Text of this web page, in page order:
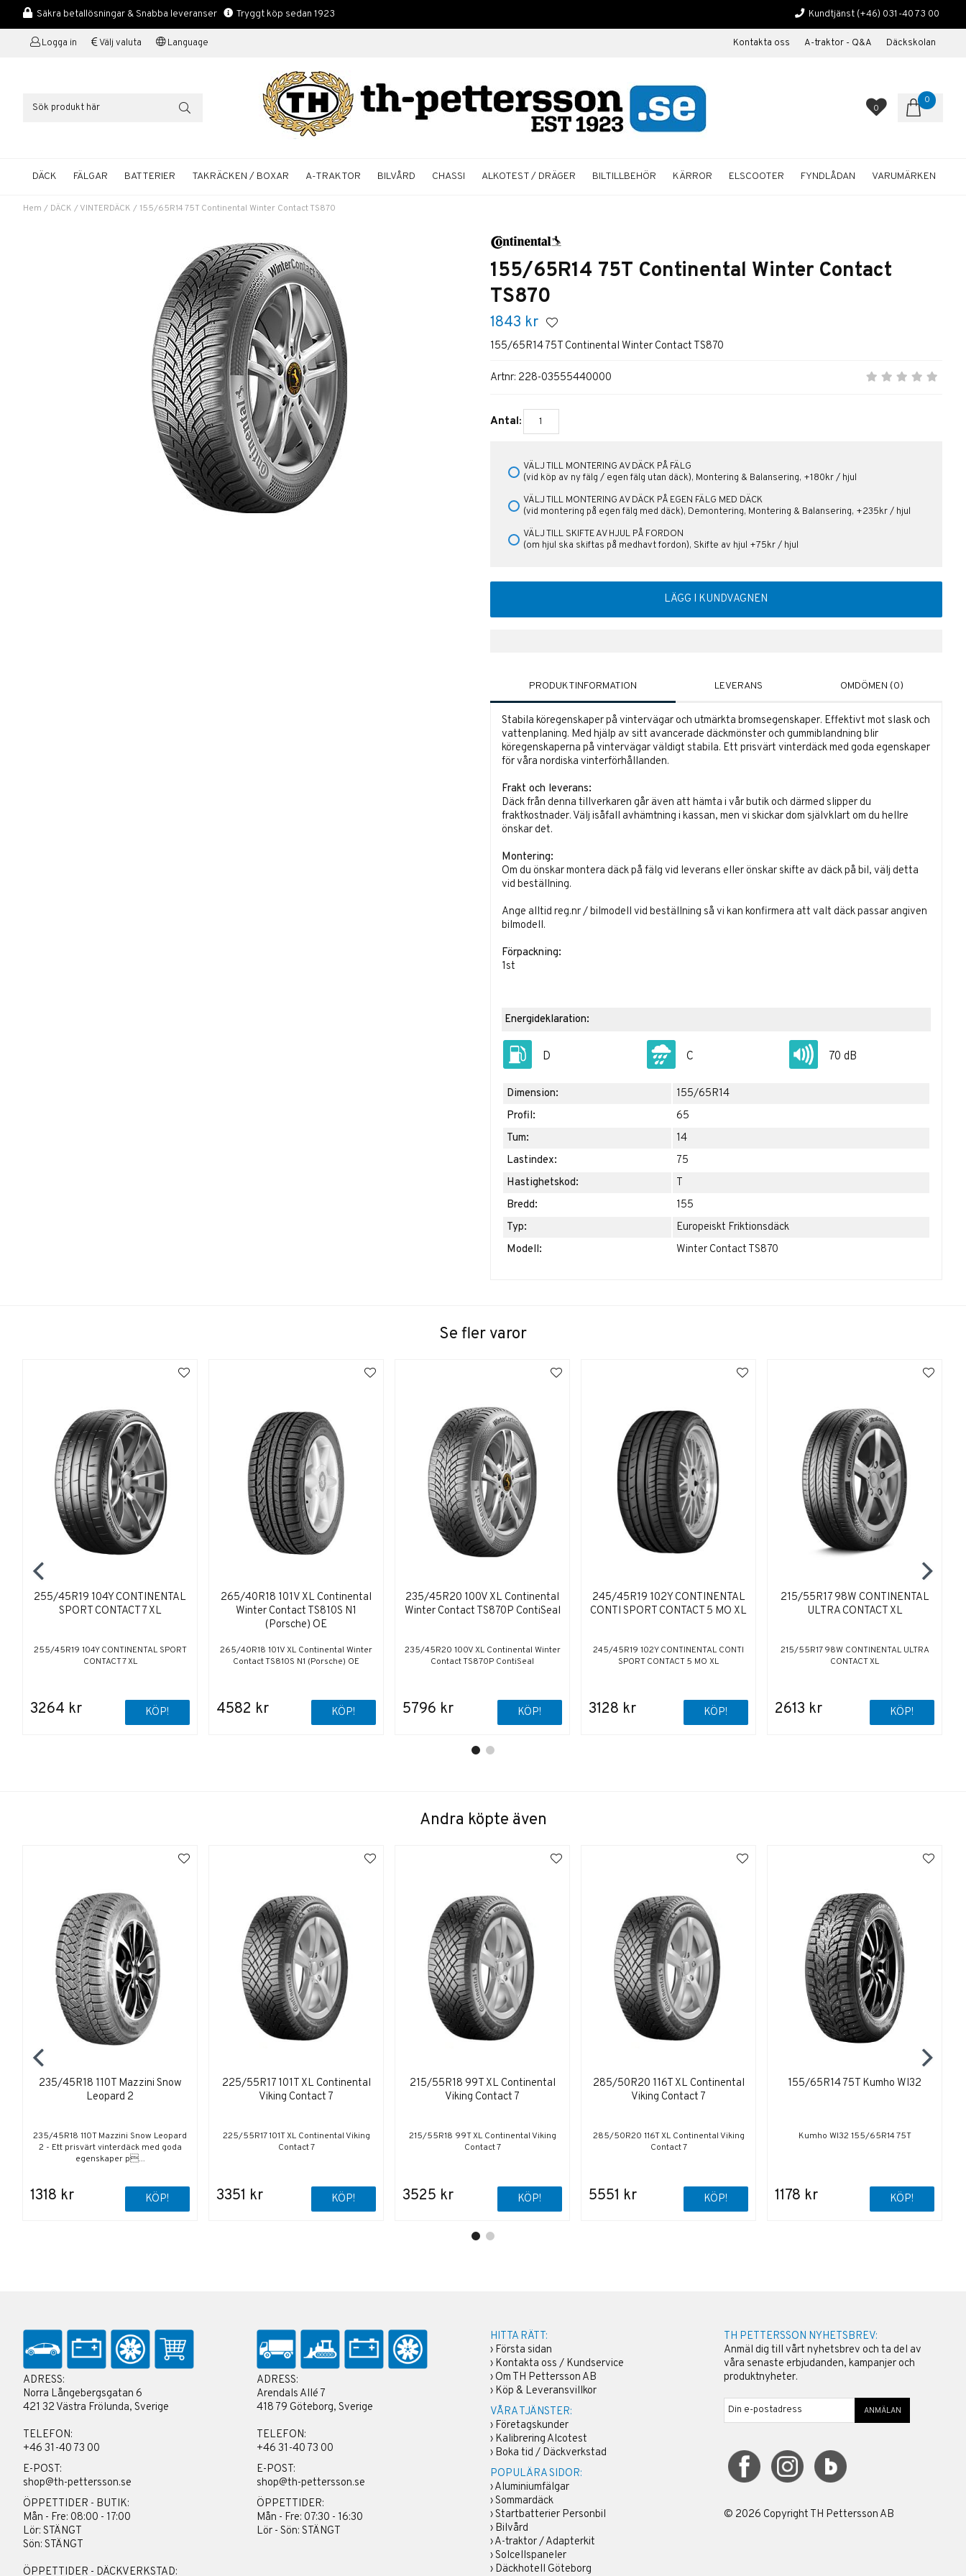
Säkra betallösningar & Snabba leveranser Tryggt köp sedan 1923 Kundtjänst (+46) 031-40 73 00
Logga in Välj valuta Language Kontakta oss A-traktor - Q&A Däckskolan
0
0
DÄCK FÄLGAR BATTERIER TAKRÄCKEN / BOXAR A-TRAKTOR BILVÅRD CHASSI ALKOTEST / DRÄGER BILTILLBEHÖR KÄRROR ELSCOOTER FYNDLÅDAN VARUMÄRKEN
Hem / DÄCK /VINTERDÄCK /155/65R14 75T Continental Winter Contact TS870
155/65R14 75T Continental Winter Contact
TS870
1843 kr
155/65R14 75T Continental Winter Contact TS870
Artnr: 228-03555440000
Antal:
VÄLJ TILL MONTERING AV DÄCK PÅ FÄLG
(vid köp av ny fälg / egen fälg utan däck), Montering & Balansering, +180kr / hjul
VÄLJ TILL MONTERING AV DÄCK PÅ EGEN FÄLG MED DÄCK
(vid montering på egen fälg med däck), Demontering, Montering & Balansering, +235kr / hjul
VÄLJ TILL SKIFTE AV HJUL PÅ FORDON
(om hjul ska skiftas på medhavt fordon), Skifte av hjul +75kr / hjul
LÄGG I KUNDVAGNEN
PRODUKTINFORMATION
Stabila köregenskaper på vintervägar och utmärkta bromsegenskaper. Effektivt mot slask och
vattenplaning. Med hjälp av sitt avancerade däckmönster och gummiblandning blir
köregenskaperna på vintervägar väldigt stabila. Ett prisvärt vinterdäck med goda egenskaper
för våra nordiska vinterförhållanden.
Frakt och leverans:
Däck från denna tillverkaren går även att hämta i vår butik och därmed slipper du
fraktkostnader. Välj isåfall avhämtning i kassan, men vi skickar dom självklart om du hellre
önskar det.
Montering:
Om du önskar montera däck på fälg vid leverans eller önskar skifte av däck på bil, välj detta
vid beställning.
Ange alltid reg.nr / bilmodell vid beställning så vi kan konfirmera att valt däck passar angiven
bilmodell.
Förpackning:
1st
Energideklaration:
D C 70 dB
Dimension:
155/65R14
Profil:
65
Tum:
14
Lastindex:
75
Hastighetskod:
T
Bredd:
155
Typ:
Europeiskt Friktionsdäck
Modell:
Winter Contact TS870
LEVERANS OMDÖMEN (0)
Se fler varor
255/45R19 104Y CONTINENTAL
SPORT CONTACT 7 XL
255/45R19 104Y CONTINENTAL SPORT
CONTACT 7 XL
3264 kr KÖP!
265/40R18 101V XL Continental
Winter Contact TS810S N1
(Porsche) OE
265/40R18 101V XL Continental Winter
Contact TS810S N1 (Porsche) OE
4582 kr KÖP!
235/45R20 100V XL Continental
Winter Contact TS870P ContiSeal
235/45R20 100V XL Continental Winter
Contact TS870P ContiSeal
5796 kr KÖP!
245/45R19 102Y CONTINENTAL
CONTI SPORT CONTACT 5 MO XL
245/45R19 102Y CONTINENTAL CONTI
SPORT CONTACT 5 MO XL
3128 kr KÖP!
215/55R17 98W CONTINENTAL
ULTRA CONTACT XL
215/55R17 98W CONTINENTAL ULTRA
CONTACT XL
2613 kr KÖP!
Andra köpte även
235/45R18 110T Mazzini Snow
Leopard 2
235/45R18 110T Mazzini Snow Leopard
2 - Ett prisvärt vinterdäck med goda
egenskaper p...
1318 kr KÖP!
225/55R17 101T XL Continental
Viking Contact 7
225/55R17 101T XL Continental Viking
Contact 7
3351 kr KÖP!
215/55R18 99T XL Continental
Viking Contact 7
215/55R18 99T XL Continental Viking
Contact 7
3525 kr KÖP!
285/50R20 116T XL Continental
Viking Contact 7
285/50R20 116T XL Continental Viking
Contact 7
5551 kr KÖP!
155/65R14 75T Kumho WI32
Kumho WI32 155/65R14 75T
1178 kr KÖP!
ADRESS:
Norra Långebergsgatan 6
421 32 Västra Frölunda, Sverige
TELEFON:
+46 31-40 73 00
E-POST:
shop@th-pettersson.se
ÖPPETTIDER - BUTIK:
Mån - Fre: 08:00 - 17:00
Lör: STÄNGT
Sön: STÄNGT
ÖPPETTIDER - DÄCKVERKSTAD:
ADRESS:
Arendals Allé 7
418 79 Göteborg, Sverige
TELEFON:
+46 31-40 73 00
E-POST:
shop@th-pettersson.se
ÖPPETTIDER:
Mån - Fre: 07:30 - 16:30
Lör - Sön: STÄNGT
HITTA RÄTT:
› Första sidan
› Kontakta oss / Kundservice
› Om TH Pettersson AB
› Köp & Leveransvillkor
VÅRA TJÄNSTER:
› Företagskunder
› Kalibrering Alcotest
› Boka tid / Däckverkstad
POPULÄRA SIDOR:
›Aluminiumfälgar
›Sommardäck
›Startbatterier Personbil
› Bilvård
›A-traktor / Adapterkit
›Solcellspaneler
› Däckhotell Göteborg
TH PETTERSSON NYHETSBREV:
Anmäl dig till vårt nyhetsbrev och ta del av
våra senaste erbjudanden, kampanjer och
produktnyheter.
ANMÄLAN
© 2026 Copyright TH Pettersson AB